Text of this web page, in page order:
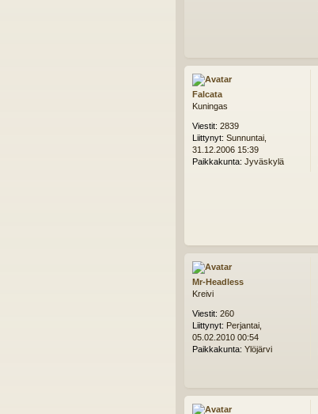
Falcata
Kuningas
Viestit: 2839
Liittynyt: Sunnuntai,
31.12.2006 15:39
Paikkakunta: Jyväskylä
Mr-Headless
Kreivi
Viestit: 260
Liittynyt: Perjantai,
05.02.2010 00:54
Paikkakunta: Ylöjärvi